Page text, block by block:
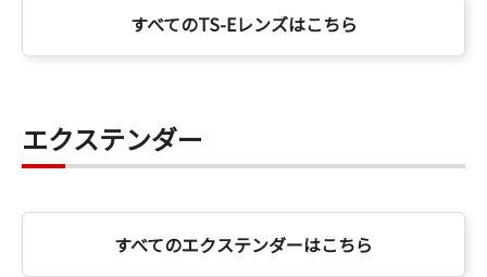
すべてのTS-Eレンズはこちら
エクステンダー
すべてのエクステンダーはこちら